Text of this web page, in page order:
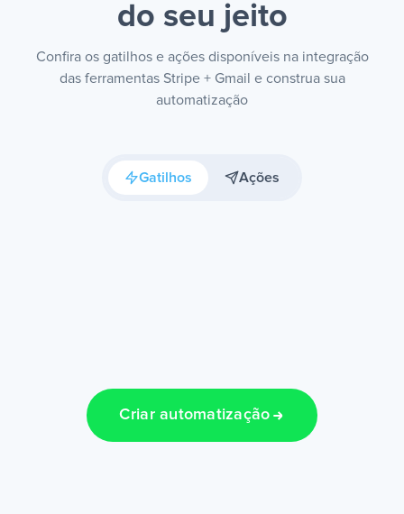
do seu jeito
Confira os gatilhos e ações disponíveis na integração
das ferramentas Stripe + Gmail e construa sua
automatização
Gatilhos Ações
Criar automatização